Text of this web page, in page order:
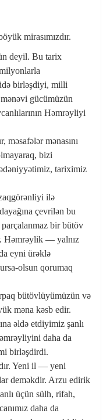
mirasımızdır.
deyil. Bu tarix
birləşdiyi, milli
gücümüzün
Həmrəyliyi
mənasını
bizi
tariximiz
ilə
çevrilən bu
parçalanmaz bir bütöv
Həmrəylik — yalnız
eyni ürəklə
olsun qorumaq
bütövlüyümüzün və
məna kəsb edir.
əldə etdiyimiz şanlı
daha da
birləşdirdi.
Yeni il — yeni
deməkdir. Arzu edirik
üçün sülh, rifah,
daha da